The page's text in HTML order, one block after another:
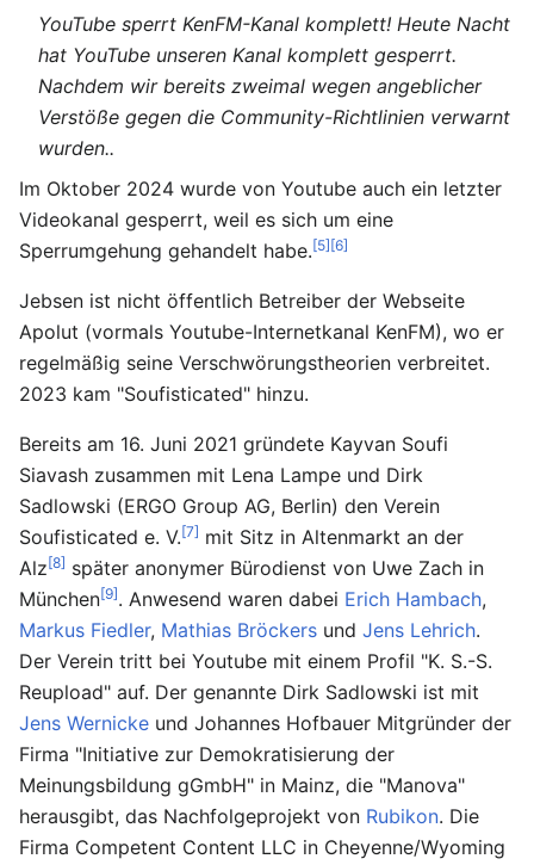
YouTube sperrt KenFM-Kanal komplett! Heute Nacht
hat YouTube unseren Kanal komplett gesperrt.
Nachdem wir bereits zweimal wegen angeblicher
Verstöße gegen die Community-Richtlinien verwarnt
wurden..
Im Oktober 2024 wurde von Youtube auch ein letzter
Videokanal gesperrt, weil es sich um eine
Sperrumgehung gehandelt habe.[5][6]
Jebsen ist nicht öffentlich Betreiber der Webseite
Apolut (vormals Youtube-Internetkanal KenFM), wo er
regelmäßig seine Verschwörungstheorien verbreitet.
2023 kam "Soufisticated" hinzu.
Bereits am 16. Juni 2021 gründete Kayvan Soufi
Siavash zusammen mit Lena Lampe und Dirk
Sadlowski (ERGO Group AG, Berlin) den Verein
Soufisticated e. V.[7] mit Sitz in Altenmarkt an der
Alz[8] später anonymer Bürodienst von Uwe Zach in
München[9]. Anwesend waren dabei Erich Hambach,
Markus Fiedler, Mathias Bröckers und Jens Lehrich.
Der Verein tritt bei Youtube mit einem Profil "K. S.-S.
Reupload" auf. Der genannte Dirk Sadlowski ist mit
Jens Wernicke und Johannes Hofbauer Mitgründer der
Firma "Initiative zur Demokratisierung der
Meinungsbildung gGmbH" in Mainz, die "Manova"
herausgibt, das Nachfolgeprojekt von Rubikon. Die
Firma Competent Content LLC in Cheyenne/Wyoming